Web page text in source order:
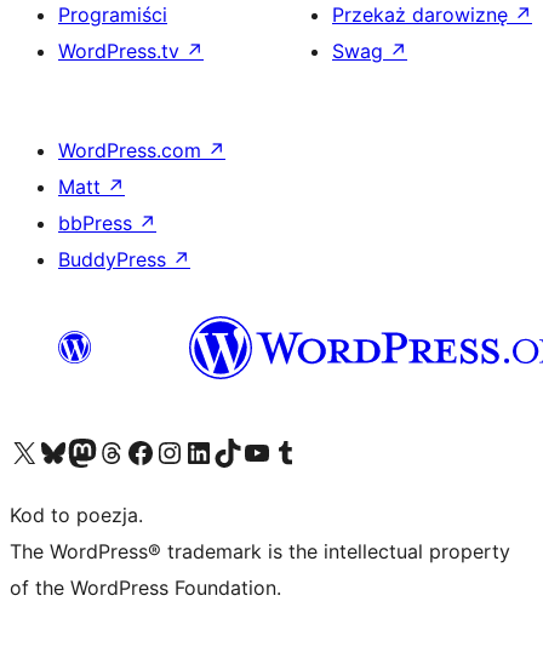
Programiści
WordPress.tv ↗
Przekaż darowiznę ↗
Swag ↗
WordPress.com ↗
Matt ↗
bbPress ↗
BuddyPress ↗
Odwiedź nasze konto X (dawniej Twitter)
Odwiedź nasze konto Bluesky
Odwiedź nasze konto na Mastodoncie
Odwiedź naszego Threadsa
Odwiedź naszego Facebooka
Odwiedź nasze konto na Instagramie
Odwiedź nasze konto na LinkedIn
Odwiedź naszego TikToka
Odwiedź nasz kanał YouTube
Odwiedź naszego Tumblra
Kod to poezja.
The WordPress® trademark is the intellectual property
of the WordPress Foundation.